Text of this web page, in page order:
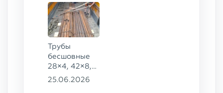
09Г2С
Трубы
бесшовные
28×4, 42×8,
73×14,
25.06.2026